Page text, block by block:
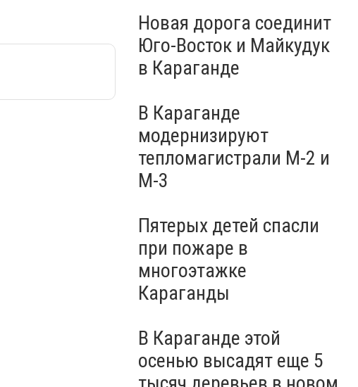
Новая дорога соединит
Юго-Восток и Майкудук
в Караганде
В Караганде
модернизируют
тепломагистрали М-2 и
М-3
Пятерых детей спасли
при пожаре в
многоэтажке
Караганды
В Караганде этой
осенью высадят еще 5